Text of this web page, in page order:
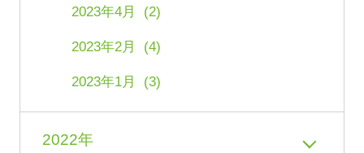
2023年4月 (2)
2023年2月 (4)
2023年1月 (3)
2022年